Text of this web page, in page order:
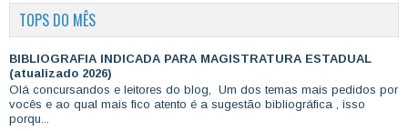
TOPS DO MÊS
BIBLIOGRAFIA INDICADA PARA MAGISTRATURA ESTADUAL
(atualizado 2026)
Olá concursandos e leitores do blog, Um dos temas mais pedidos por
vocês e ao qual mais fico atento é a sugestão bibliográfica , isso
porqu...